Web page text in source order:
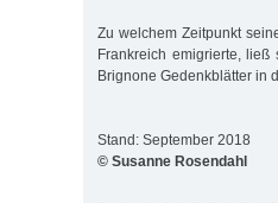
Zu welchem Zeitpunkt
Frankreich emigrierte, ließ
Brignone Gedenkblätter in
Stand: September 2018
© Susanne Rosendahl